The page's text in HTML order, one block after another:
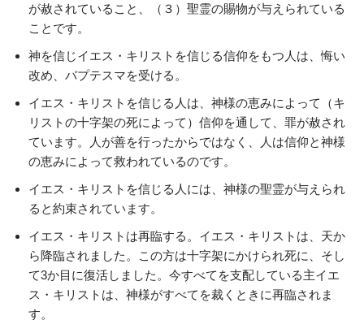
が赦されていること、（３）聖霊の賜物が与えられている
ことです。
神を信じイエス・キリストを信じる信仰をもつ人は、悔い
改め、バプテスマを受ける。
イエス・キリストを信じる人は、神様の恵みによって（キ
リストの十字架の死によって）信仰を通して、罪が赦され
ています。人が善を行ったからではなく、人は信仰と神様
の恵みによって救われているのです。
イエス・キリストを信じる人には、神様の聖霊が与えられ
ると約束されています。
イエス・キリストは再臨する。イエス・キリストは、天か
ら降臨されました。この方は十字架にかけられ死に、そし
て3か目に復活しました。今すべてを支配している主イエ
ス・キリストは、神様がすべてを裁くときに再臨されま
す。